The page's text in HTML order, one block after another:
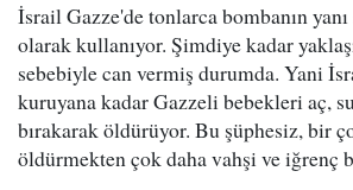
İsrail Gazze'de tonlarca bombanın yanı
olarak kullanıyor. Şimdiye kadar
sebebiyle can vermiş durumda. Yani
kuruyana kadar Gazzeli bebekleri aç,
bırakarak öldürüyor. Bu şüphesiz, bir
öldürmekten çok daha vahşi ve iğrenç